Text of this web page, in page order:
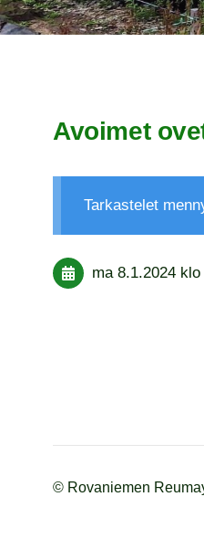
Avoimet
Tarkastelet
ma 8.1.2024 klo
© Rovaniemen